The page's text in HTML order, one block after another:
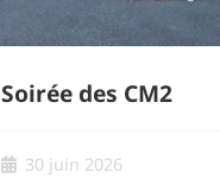
Soirée des CM2
30 juin 2026